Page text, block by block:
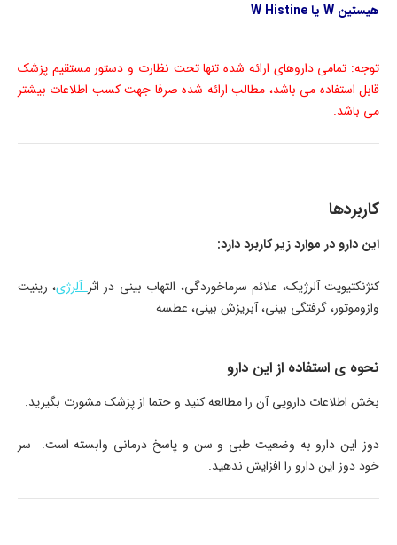
هیستین W یا W Histine
توجه: تمامی داروهای ارائه شده تنها تحت نظارت و دستور مستقیم پزشک
قابل استفاده می باشد، مطالب ارائه شده صرفا جهت کسب اطلاعات بیشتر
می باشد.
کاربردها
این دارو در موارد زیر کاربرد دارد:
کنژنکتیویت آلرژیک، علائم سرماخوردگی، التهاب بینی در اثرآلرژی، رینیت
وازوموتور، گرفتگی بینی، آبریزش بینی، عطسه
نحوه ی استفاده از این دارو
بخش اطلاعات دارویی آن را مطالعه کنید و حتما از پزشک مشورت بگیرید.
دوز این دارو به وضعیت طبی و سن و پاسخ درمانی وابسته است. سر
خود دوز این دارو را افزایش ندهید.